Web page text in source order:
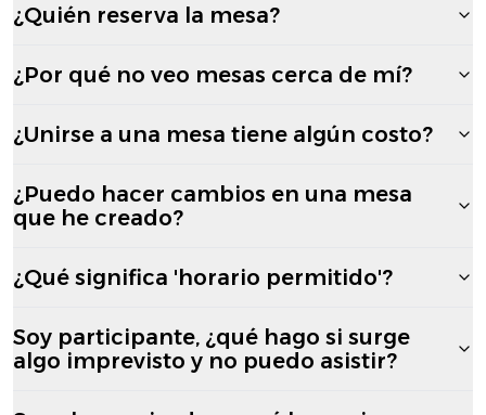
¿Quién reserva la mesa?
¿Por qué no veo mesas cerca de mí?
¿Unirse a una mesa tiene algún costo?
¿Puedo hacer cambios en una mesa
que he creado?
¿Qué significa 'horario permitido'?
Soy participante, ¿qué hago si surge
algo imprevisto y no puedo asistir?